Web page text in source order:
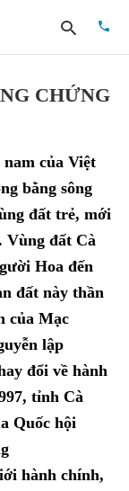
hit
CHỨNG
của Việt
bằng sông
đất trẻ, mới
Vùng đất Cà
Hoa đến
đất này thần
của Mạc
lập
đổi về hành
tỉnh Cà
Quốc hội
hành chính,